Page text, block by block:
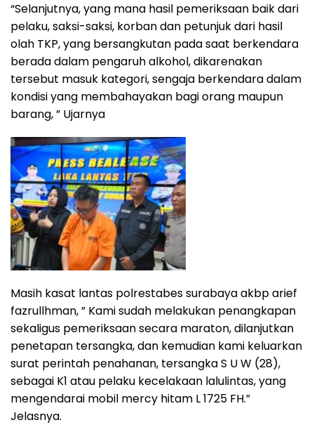
“Selanjutnya, yang mana hasil pemeriksaan baik dari
pelaku, saksi-saksi, korban dan petunjuk dari hasil
olah TKP, yang bersangkutan pada saat berkendara
berada dalam pengaruh alkohol, dikarenakan
tersebut masuk kategori, sengaja berkendara dalam
kondisi yang membahayakan bagi orang maupun
barang, ” Ujarnya
Masih kasat lantas polrestabes surabaya akbp arief
fazrullhman, ” Kami sudah melakukan penangkapan
sekaligus pemeriksaan secara maraton, dilanjutkan
penetapan tersangka, dan kemudian kami keluarkan
surat perintah penahanan, tersangka S U W (28),
sebagai K1 atau pelaku kecelakaan lalulintas, yang
mengendarai mobil mercy hitam L 1725 FH.”
Jelasnya.